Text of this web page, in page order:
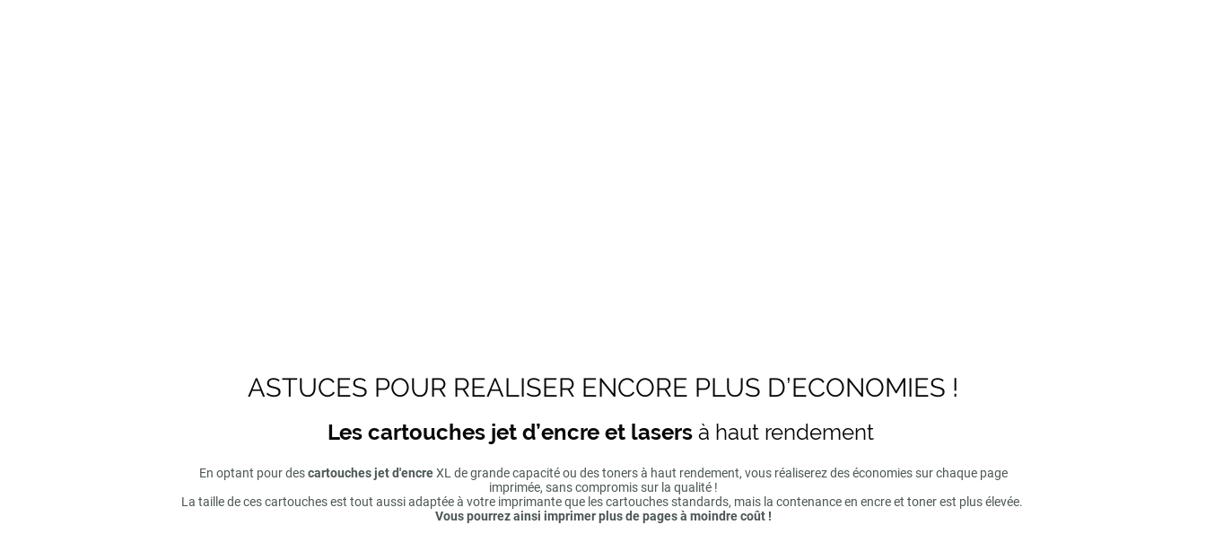
ASTUCES POUR REALISER ENCORE PLUS D’ECONOMIES !
Les cartouches jet d’encre et lasersà haut rendement
En optant pour descartouches jet d'encreXL de grande capacité ou des toners à haut rendement, vous réaliserez des économies sur chaque page
imprimée, sans compromis sur la qualité !
La taille de ces cartouches est tout aussi adaptée à votre imprimante que les cartouches standards, mais la contenance en encre et toner est plus élevée.
Vous pourrez ainsi imprimer plus de pages à moindre coût !